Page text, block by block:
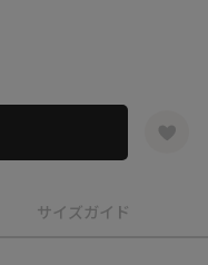
サイズガイド